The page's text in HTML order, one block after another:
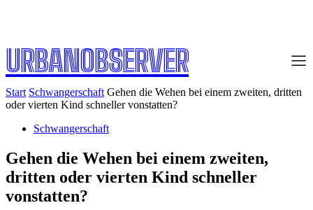
URBANOBSERVER
Start Schwangerschaft Gehen die Wehen bei einem zweiten, dritten
oder vierten Kind schneller vonstatten?
Schwangerschaft
Gehen die Wehen bei einem zweiten,
dritten oder vierten Kind schneller
vonstatten?